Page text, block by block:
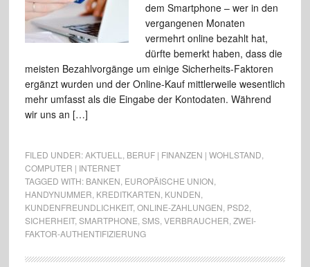
dem Smartphone – wer in den
vergangenen Monaten
vermehrt online bezahlt hat,
dürfte bemerkt haben, dass die
meisten Bezahlvorgänge um einige Sicherheits-Faktoren
ergänzt wurden und der Online-Kauf mittlerweile wesentlich
mehr umfasst als die Eingabe der Kontodaten. Während
wir uns an […]
FILED UNDER:AKTUELL BERUF | FINANZEN | WOHLSTAND
COMPUTER | INTERNET
TAGGED WITH: BANKEN EUROPÄISCHE UNION
HANDYNUMMER KREDITKARTEN KUNDEN
KUNDENFREUNDLICHKEIT, ONLINE-ZAHLUNGEN PSD2
SICHERHEIT, SMARTPHONE SMS, VERBRAUCHER ZWEI-
FAKTOR-AUTHENTIFIZIERUNG